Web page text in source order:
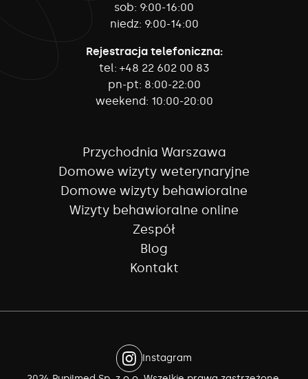
sob: 9:00-16:00
niedz: 9:00-14:00
Rejestracja telefoniczna:
tel: +48 22 602 00 83
pn-pt: 8:00-22:00
weekend: 10:00-20:00
Przychodnia Warszawa
Domowe wizyty weterynaryjne
Domowe wizyty behawioralne
Wizyty behawioralne online
Zespół
Blog
Kontakt
Instagram